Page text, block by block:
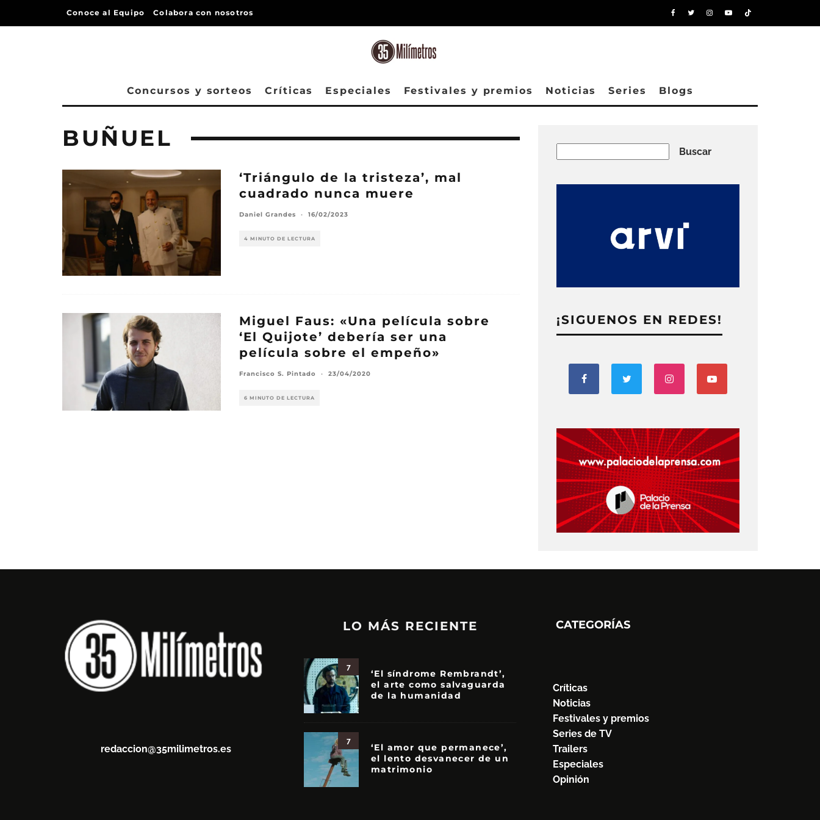
Conoce al Equipo Colabora con nosotros
Concursos y sorteos Críticas Especiales Festivales y premios Noticias Series Blogs
BUÑUEL
‘Triángulo de la tristeza’, mal
cuadrado nunca muere
Daniel Grandes · 16/02/2023
4 MINUTO DE LECTURA
Miguel Faus: «Una película sobre
‘El Quijote’ debería ser una
película sobre el empeño»
Francisco S. Pintado · 23/04/2020
6 MINUTO DE LECTURA
Buscar
¡SIGUENOS EN REDES!
redaccion@35milimetros.es
LO MÁS RECIENTE
7
‘El síndrome Rembrandt’,
el arte como salvaguarda
de la humanidad
7
‘El amor que permanece’,
el lento desvanecer de un
matrimonio
CATEGORÍAS
Críticas
Noticias
Festivales y premios
Series de TV
Trailers
Especiales
Opinión